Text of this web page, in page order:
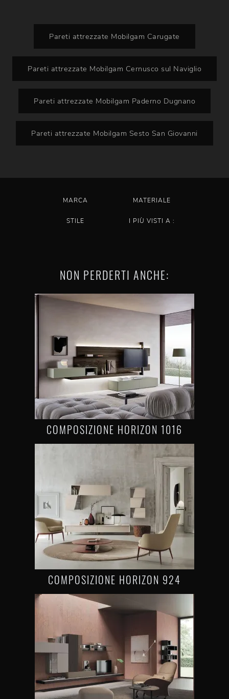
Pareti attrezzate Mobilgam Carugate
Pareti attrezzate Mobilgam Cernusco sul Naviglio
Pareti attrezzate Mobilgam Paderno Dugnano
Pareti attrezzate Mobilgam Sesto San Giovanni
MARCA MATERIALE
STILE I PIÙ VISTI A :
NON PERDERTI ANCHE:
COMPOSIZIONE HORIZON 1016
COMPOSIZIONE HORIZON 924